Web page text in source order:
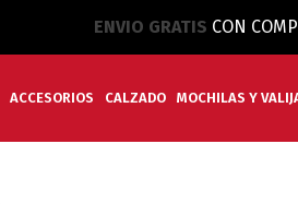
ENVIO GRATIS CON
ACCESORIOS CALZADO MOCHILAS Y